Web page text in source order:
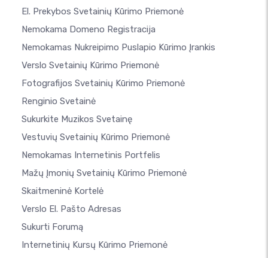
El. Prekybos Svetainių Kūrimo Priemonė
Nemokama Domeno Registracija
Nemokamas Nukreipimo Puslapio Kūrimo Įrankis
Verslo Svetainių Kūrimo Priemonė
Fotografijos Svetainių Kūrimo Priemonė
Renginio Svetainė
Sukurkite Muzikos Svetainę
Vestuvių Svetainių Kūrimo Priemonė
Nemokamas Internetinis Portfelis
Mažų Įmonių Svetainių Kūrimo Priemonė
Skaitmeninė Kortelė
Verslo El. Pašto Adresas
Sukurti Forumą
Internetinių Kursų Kūrimo Priemonė